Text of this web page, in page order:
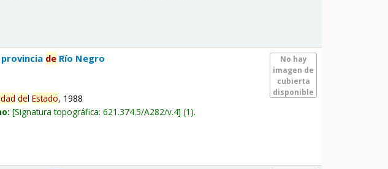
No hay
imagen de
cubierta
disponible
de Río Negro
delEstado, 1988
Signatura topográfica:621.374.5/A282/v.4 (1).